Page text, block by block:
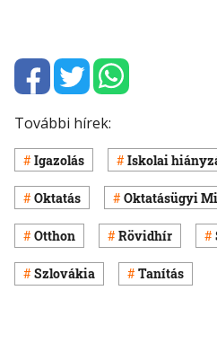
További hírek:
Igazolás Iskolai
Oktatás Oktatásügyi
Otthon Rövidhír
Szlovákia Tanítás